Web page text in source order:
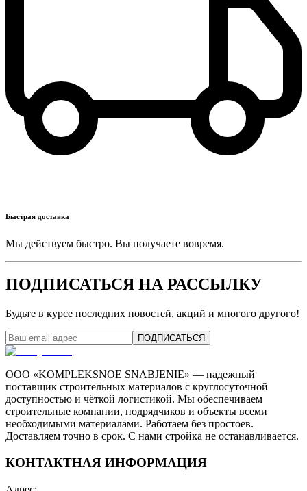
Быстрая доставка
Мы действуем быстро. Вы получаете вовремя.
ПОДПИСАТЬСЯ НА РАССЫЛКУ
Будьте в курсе последних новостей, акций и многого другого!
ПОДПИСАТЬСЯ
ООО «KOMPLEKSNOE SNABJENIE» — надежный
поставщик строительных материалов с круглосуточной
доступностью и чёткой логистикой. Мы обеспечиваем
строительные компании, подрядчиков и объекты всеми
необходимыми материалами. Работаем без простоев.
Доставляем точно в срок. С нами стройка не останавливается.
КОНТАКТНАЯ ИНФОРМАЦИЯ